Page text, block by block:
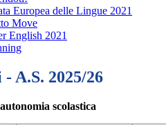
Europea delle Lingue 2021
Move
English 2021
A.S. 2025/26
scolastica